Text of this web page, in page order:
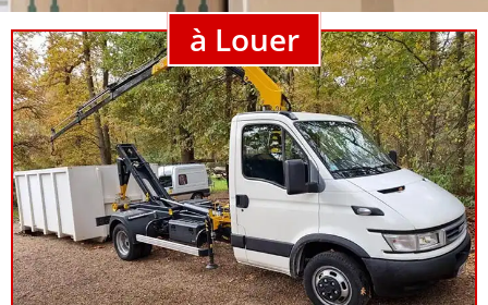
à Louer